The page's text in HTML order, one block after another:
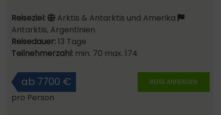
Reiseziel:
Arktis & Antarktis und Amerika
Antarktis, Argentinien
Reisedauer:13 Tage
Teilnehmerzahl: min. 70 max. 174
REISE ANFRAGEN
ab 7700 €
pro Person